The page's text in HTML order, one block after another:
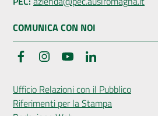
COMUNICA CON NOI
FacebookInstagramYouTube
Ufficio Relazioni con il Pubblico
Riferimenti per la Stampa